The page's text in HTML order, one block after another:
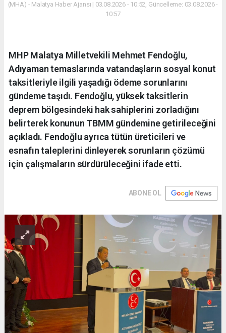
(MHA) - Malatya Haber Ajansı | 03.08.2026 - 10:52, Güncelleme: 03.08.2026 -
10:57
MHP Malatya Milletvekili Mehmet Fendoğlu,
Adıyaman temaslarında vatandaşların sosyal konut
taksitleriyle ilgili yaşadığı ödeme sorunlarını
gündeme taşıdı. Fendoğlu, yüksek taksitlerin
deprem bölgesindeki hak sahiplerini zorladığını
belirterek konunun TBMM gündemine getirileceğini
açıkladı. Fendoğlu ayrıca tütün üreticileri ve
esnafın taleplerini dinleyerek sorunların çözümü
için çalışmaların sürdürüleceğini ifade etti.
ABONE OL